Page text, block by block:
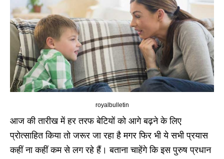
royalbulletin
आज की तारीख में हर तरफ बेटियों को आगे बढ़ने के लिए
प्रोत्साहित किया तो जरूर जा रहा है मगर फिर भी ये सभी प्रयास
कहीं ना कहीं कम से लग रहे हैं। बताना चाहेंगे कि इस पुरुष प्रधान